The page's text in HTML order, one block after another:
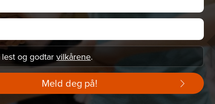
og godtarvilkårene.
Meld deg på!